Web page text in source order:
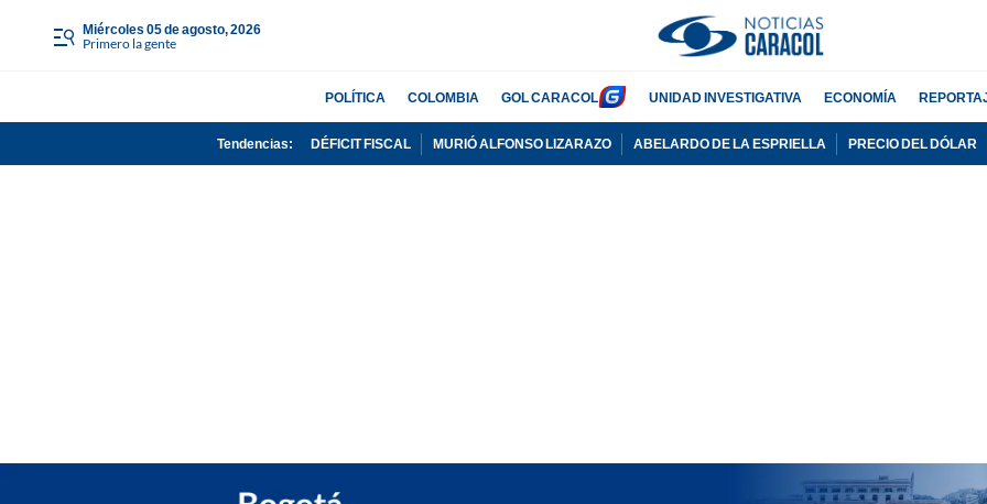
miércoles 05 de agosto, 2026
Primero la gente
POLÍTICA COLOMBIA GOL CARACOL UNIDAD INVESTIGATIVA ECONOMÍA
Tendencias: DÉFICIT FISCAL MURIÓ ALFONSO LIZARAZO ABELARDO DE LA ESPRIELLA PRECIO DEL DÓLAR